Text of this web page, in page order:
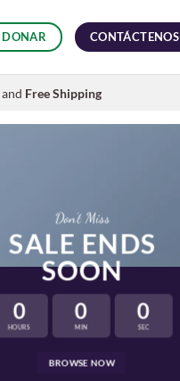
DONAR CONTÁCTENOS
and Free Shipping
Don’t Miss
SALE ENDS
SOON
0
HOURS
0
MIN
0
SEC
BROWSE NOW